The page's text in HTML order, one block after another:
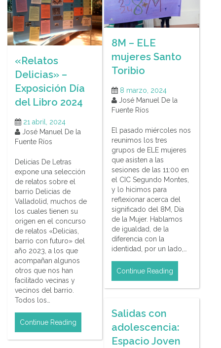
«Relatos
Delicias» –
Exposición Día
del Libro 2024
21 abril, 2024
José Manuel De la
Fuente Ríos
Delicias De Letras
expone una selección
de relatos sobre el
barrio Delicias de
Valladolid, muchos de
los cuales tienen su
origen en el concurso
de relatos «Delicias,
barrio con futuro» del
año 2023, a los que
acompañan algunos
otros que nos han
facilitado vecinas y
vecinos del barrio.
Todos los…
Continue Reading
8M – ELE
mujeres Santo
Toribio
8 marzo, 2024
José Manuel De la
Fuente Ríos
El pasado miércoles nos
reunimos los tres
grupos de ELE mujeres
que asisten a las
sesiones de las 11:00 en
el CIC Segundo Montes,
y lo hicimos para
reflexionar acerca del
significado del 8M, Día
de la Mujer. Hablamos
de igualdad, de la
diferencia con la
identidad, por un lado,…
Continue Reading
Salidas con
adolescencia:
Espacio Joven